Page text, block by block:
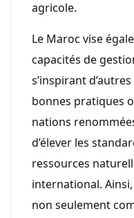
agricole.
Le Maroc vise
capacités de
s’inspirant
bonnes pratiques
nations
d’élever les
ressources
international.
non seulement